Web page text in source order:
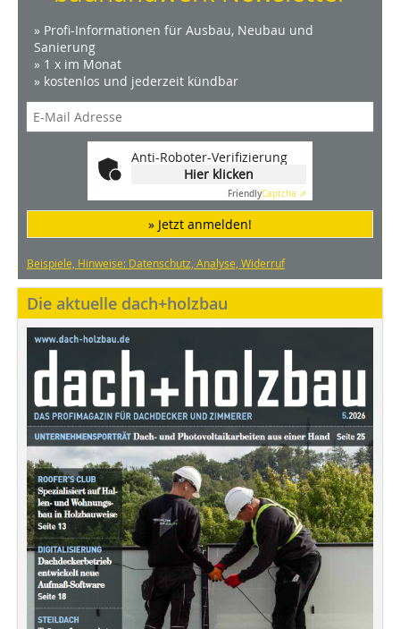
» Profi-Informationen für Ausbau, Neubau und
Sanierung
» 1 x im Monat
» kostenlos und jederzeit kündbar
Anti-Roboter-Verifizierung
Hier klicken
FriendlyCaptcha ⇗
» Jetzt anmelden!
Beispiele, Hinweise: Datenschutz, Analyse, Widerruf
Die aktuelle dach+holzbau